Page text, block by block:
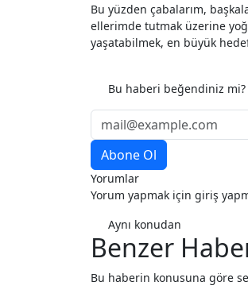
Bu yüzden çabalarım,
ellerimde tutmak üzerine
yaşatabilmek, en büyük
Bu haberi beğendiniz
Yorumlar
Yorum yapmak için giriş
Aynı konudan
Benzer
Bu haberin konusuna göre